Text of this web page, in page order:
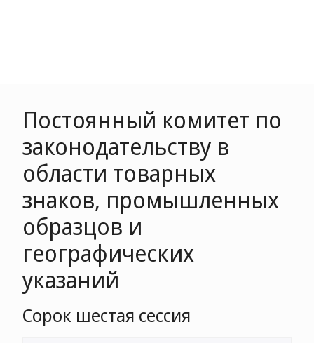
Постоянный комитет по
законодательству в
области товарных
знаков, промышленных
образцов и
географических
указаний
Сорок шестая сессия